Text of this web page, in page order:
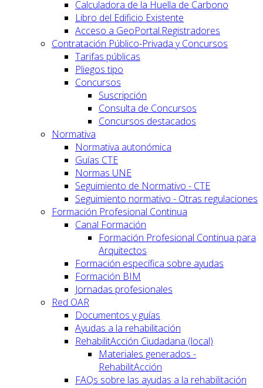
Calculadora de la Huella de Carbono
Libro del Edificio Existente
Acceso a GeoPortal.Registradores
Contratación Público-Privada y Concursos
Tarifas públicas
Pliegos tipo
Concursos
Suscripción
Consulta de Concursos
Concursos destacados
Normativa
Normativa autonómica
Guías CTE
Normas UNE
Seguimiento de Normativo - CTE
Seguimiento normativo - Otras regulaciones
Formación Profesional Continua
Canal Formación
Formación Profesional Continua para
Arquitectos
Formación específica sobre ayudas
Formación BIM
Jornadas profesionales
Red OAR
Documentos y guías
Ayudas a la rehabilitación
RehabilitAcción Ciudadana (local)
Materiales generados -
RehabilitAcción
FAQs sobre las ayudas a la rehabilitación